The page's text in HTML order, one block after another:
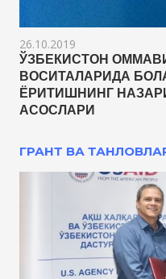
26.10.2019
ЎЗБЕКИСТОН
ВОСИТАЛАРИДА
ЁРИТИШНИНГ
АСОСЛАРИ
ГРАНТ ВА